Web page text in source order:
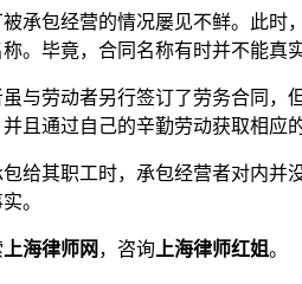
承包经营的情况屡见不鲜。此
。毕竟，合同名称有时并不能真
与劳动者另行签订了劳务合同
且通过自己的辛勤劳动获取相应
给其职工时，承包经营者对内
。
上海律师网 ，咨询 上海律师红姐。